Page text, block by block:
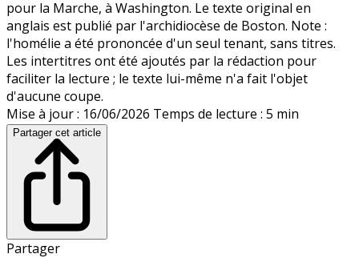
pour la Marche, à Washington. Le texte original en
anglais est publié par l'archidiocèse de Boston. Note :
l'homélie a été prononcée d'un seul tenant, sans titres.
Les intertitres ont été ajoutés par la rédaction pour
faciliter la lecture ; le texte lui-même n'a fait l'objet
d'aucune coupe.
Mise à jour : 16/06/2026 Temps de lecture : 5 min
Partager cet article
Partager